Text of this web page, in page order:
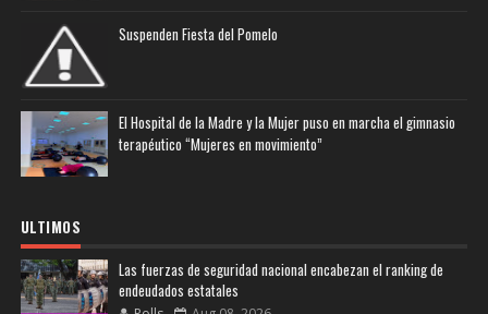
Suspenden Fiesta del Pomelo
El Hospital de la Madre y la Mujer puso en marcha el gimnasio
terapéutico “Mujeres en movimiento”
ULTIMOS
Las fuerzas de seguridad nacional encabezan el ranking de
endeudados estatales